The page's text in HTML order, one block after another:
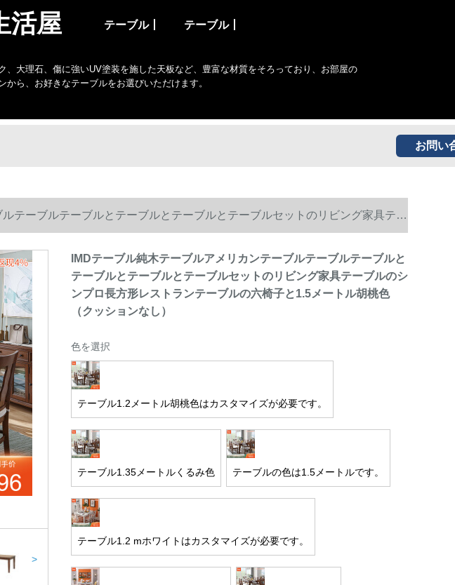
活屋 テーブル丨 テーブル丨
大理石、傷に強いUV塗装を施した天板など、豊富な材質をそろっており、お部屋の
ら、お好きなテーブルをお選びいただけます。
お問い
テーブルテーブルとテーブルとテーブルとテーブルセットのリビング家具テー
子と1.5メートル胡桃色（クッションなし）
>
IMDテーブル純木テーブルアメリカンテーブルテーブルテーブルと
テーブルとテーブルとテーブルセットのリビング家具テーブルのシ
ンプロ長方形レストランテーブルの六椅子と1.5メートル胡桃色
（クッションなし）
色を選択
テーブル1.2メートル胡桃色はカスタマイズが必要です。
テーブル1.35メートルくるみ色 テーブルの色は1.5メートルです。
テーブル1.2 mホワイトはカスタマイズが必要です。